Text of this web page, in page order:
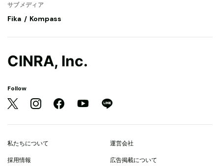
サブメディア
Fika Kompass
CINRA, Inc.
Follow
私たちについて 運営会社
採用情報 広告掲載について